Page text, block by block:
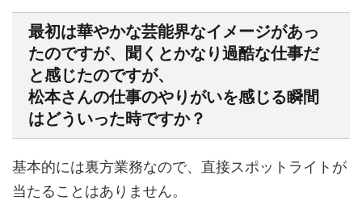
最初は華やかな芸能界なイメージがあっ
たのですが、聞くとかなり過酷な仕事だ
と感じたのですが、
松本さんの仕事のやりがいを感じる瞬間
はどういった時ですか？
基本的には裏方業務なので、直接スポットライトが
当たることはありません。